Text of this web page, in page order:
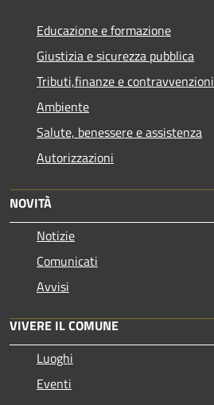
Educazione e formazione
Giustizia e sicurezza pubblica
Tributi,finanze e contravvenzioni
Ambiente
Salute, benessere e assistenza
Autorizzazioni
NOVITÀ
Notizie
Comunicati
Avvisi
VIVERE IL COMUNE
Luoghi
Eventi